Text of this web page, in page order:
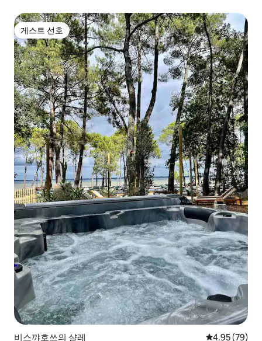
게스트 선호
게스트 선호
비스꺄호쓰의 샬레 평점 4.95점(5
4.95 (79)